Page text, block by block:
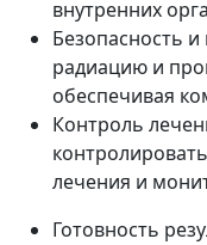
внутренних
Безопасность
радиацию и
обеспечивая
Контроль
лечения и
Готовность